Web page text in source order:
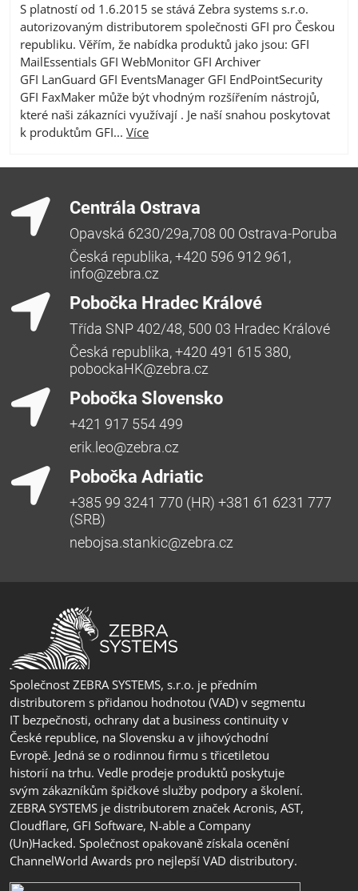
S platností od 1.6.2015 se stává Zebra systems s.r.o.
autorizovaným distributorem společnosti GFI pro Českou
republiku. Věřím, že nabídka produktů jako jsou: GFI
MailEssentials GFI WebMonitor GFI Archiver
GFI LanGuard GFI EventsManager GFI EndPointSecurity
GFI FaxMaker může být vhodným rozšířením nástrojů,
které naši zákazníci využívají . Je naší snahou poskytovat
k produktům GFI... Více
Centrála Ostrava
Opavská 6230/29a,708 00 Ostrava-Poruba
Česká republika, +420 596 912 961,
info@zebra.cz
Pobočka Hradec Králové
Třída SNP 402/48, 500 03 Hradec Králové
Česká republika, +420 491 615 380,
pobockaHK@zebra.cz
Pobočka Slovensko
+421 917 554 499
erik.leo@zebra.cz
Pobočka Adriatic
+385 99 3241 770 (HR) +381 61 6231 777
(SRB)
nebojsa.stankic@zebra.cz
Společnost ZEBRA SYSTEMS, s.r.o. je předním
distributorem s přidanou hodnotou (VAD) v segmentu
IT bezpečnosti, ochrany dat a business continuity v
České republice, na Slovensku a v jihovýchodní
Evropě. Jedná se o rodinnou firmu s třicetiletou
historií na trhu. Vedle prodeje produktů poskytuje
svým zákazníkům špičkové služby podpory a školení.
ZEBRA SYSTEMS je distributorem značek Acronis, AST,
Cloudflare, GFI Software, N-able a Company
(Un)Hacked. Společnost opakovaně získala ocenění
ChannelWorld Awards pro nejlepší VAD distributory.